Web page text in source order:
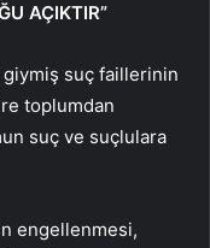
AÇIKTIR”
suç faillerinin
toplumdan
suç ve suçlulara
engellenmesi,